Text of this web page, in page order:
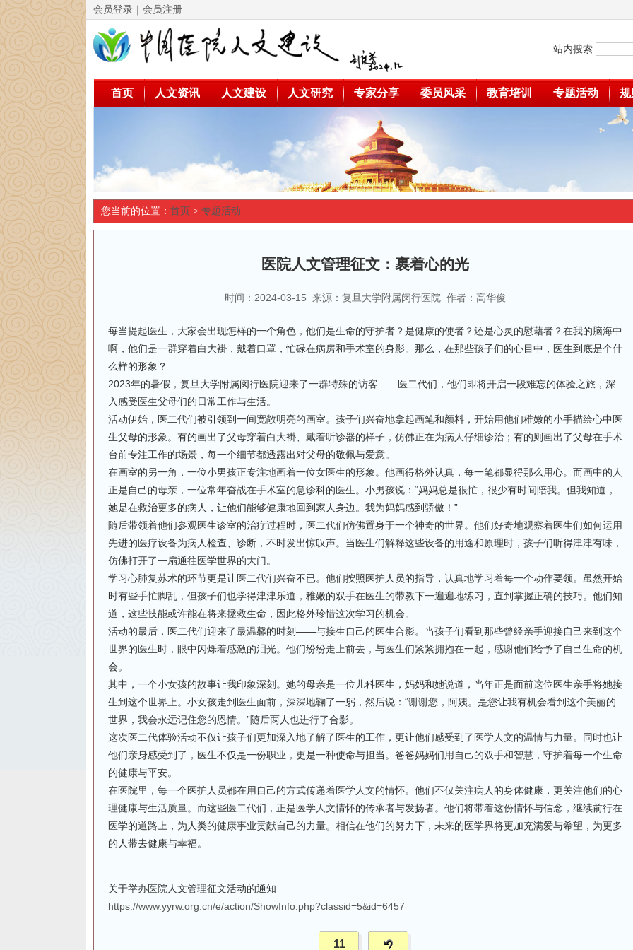
会员登录 ｜ 会员注册
站内搜索
首页 人文资讯 人文建设 人文研究 专家分享 委员风采 教育培训 专题活动 规
您当前的位置： 首页 > 专题活动
医院人文管理征文：裹着心的光
时间：2024-03-15 来源：复旦大学附属闵行医院 作者：高华俊
每当提起医生，大家会出现怎样的一个角色，他们是生命的守护者？是健康的使者？还是心灵的慰藉者？在我的脑海中
啊，他们是一群穿着白大褂，戴着口罩，忙碌在病房和手术室的身影。那么，在那些孩子们的心目中，医生到底是个什
么样的形象？
2023年的暑假，复旦大学附属闵行医院迎来了一群特殊的访客——医二代们，他们即将开启一段难忘的体验之旅，深
入感受医生父母们的日常工作与生活。
活动伊始，医二代们被引领到一间宽敞明亮的画室。孩子们兴奋地拿起画笔和颜料，开始用他们稚嫩的小手描绘心中医
生父母的形象。有的画出了父母穿着白大褂、戴着听诊器的样子，仿佛正在为病人仔细诊治；有的则画出了父母在手术
台前专注工作的场景，每一个细节都透露出对父母的敬佩与爱意。
在画室的另一角，一位小男孩正专注地画着一位女医生的形象。他画得格外认真，每一笔都显得那么用心。而画中的人
正是自己的母亲，一位常年奋战在手术室的急诊科的医生。小男孩说：“妈妈总是很忙，很少有时间陪我。但我知道，
她是在救治更多的病人，让他们能够健康地回到家人身边。我为妈妈感到骄傲！”
随后带领着他们参观医生诊室的治疗过程时，医二代们仿佛置身于一个神奇的世界。他们好奇地观察着医生们如何运用
先进的医疗设备为病人检查、诊断，不时发出惊叹声。当医生们解释这些设备的用途和原理时，孩子们听得津津有味，
仿佛打开了一扇通往医学世界的大门。
学习心肺复苏术的环节更是让医二代们兴奋不已。他们按照医护人员的指导，认真地学习着每一个动作要领。虽然开始
时有些手忙脚乱，但孩子们也学得津津乐道，稚嫩的双手在医生的带教下一遍遍地练习，直到掌握正确的技巧。他们知
道，这些技能或许能在将来拯救生命，因此格外珍惜这次学习的机会。
活动的最后，医二代们迎来了最温馨的时刻——与接生自己的医生合影。当孩子们看到那些曾经亲手迎接自己来到这个
世界的医生时，眼中闪烁着感激的泪光。他们纷纷走上前去，与医生们紧紧拥抱在一起，感谢他们给予了自己生命的机
会。
其中，一个小女孩的故事让我印象深刻。她的母亲是一位儿科医生，妈妈和她说道，当年正是面前这位医生亲手将她接
生到这个世界上。小女孩走到医生面前，深深地鞠了一躬，然后说：“谢谢您，阿姨。是您让我有机会看到这个美丽的
世界，我会永远记住您的恩情。”随后两人也进行了合影。
这次医二代体验活动不仅让孩子们更加深入地了解了医生的工作，更让他们感受到了医学人文的温情与力量。同时也让
他们亲身感受到了，医生不仅是一份职业，更是一种使命与担当。爸爸妈妈们用自己的双手和智慧，守护着每一个生命
的健康与平安。
在医院里，每一个医护人员都在用自己的方式传递着医学人文的情怀。他们不仅关注病人的身体健康，更关注他们的心
理健康与生活质量。而这些医二代们，正是医学人文情怀的传承者与发扬者。他们将带着这份情怀与信念，继续前行在
医学的道路上，为人类的健康事业贡献自己的力量。相信在他们的努力下，未来的医学界将更加充满爱与希望，为更多
的人带去健康与幸福。
关于举办医院人文管理征文活动的通知
https://www.yyrw.org.cn/e/action/ShowInfo.php?classid=5&id=6457
11